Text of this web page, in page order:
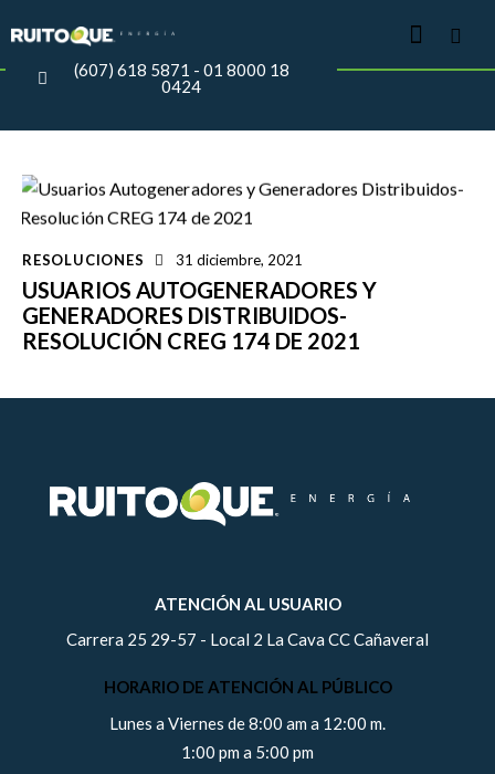
(607) 618 5871 - 01 8000 18
0424
RESOLUCIONES 31 diciembre, 2021
USUARIOS AUTOGENERADORES Y
GENERADORES DISTRIBUIDOS-
RESOLUCIÓN CREG 174 DE 2021
ATENCIÓN AL USUARIO
Carrera 25 29-57 - Local 2 La Cava CC Cañaveral
HORARIO DE ATENCIÓN AL PÚBLICO
Lunes a Viernes de 8:00 am a 12:00 m.
1:00 pm a 5:00 pm